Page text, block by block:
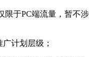
限于PC端流量，暂不涉
计划层级；